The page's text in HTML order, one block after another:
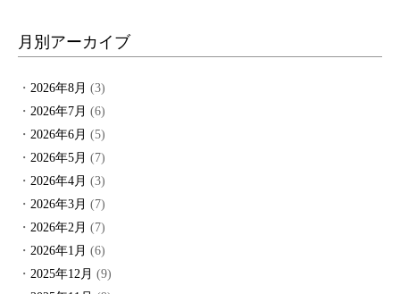
月別アーカイブ
2026年8月 (3)
2026年7月 (6)
2026年6月 (5)
2026年5月 (7)
2026年4月 (3)
2026年3月 (7)
2026年2月 (7)
2026年1月 (6)
2025年12月 (9)